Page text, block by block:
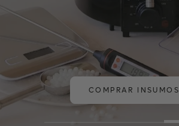
COMPRAR INSUMOS